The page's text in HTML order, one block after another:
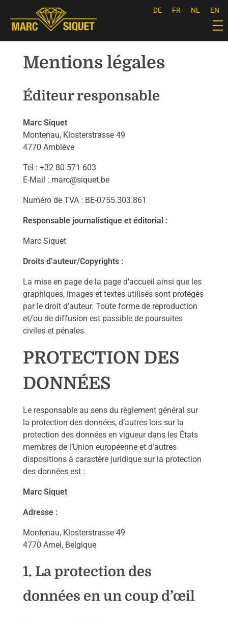
Marc Siquet - Goldschmied
DE FR NL EN
Mentions légales
Éditeur responsable
Marc Siquet
Montenau, Klosterstrasse 49
4770 Amblève
Tél : +32 80 571 603
E-Mail : marc@siquet.be
Numéro de TVA : BE-0755.303.861
Responsable journalistique et éditorial :
Marc Siquet
Droits d’auteur/Copyrights :
La mise en page de la page d’accueil ainsi que les
graphiques, images et textes utilisés sont protégés
par le droit d’auteur. Toute forme de reproduction
et/ou de diffusion est passible de poursuites
civiles et pénales.
PROTECTION DES
DONNÉES
Le responsable au sens du règlement général sur
la protection des données, d’autres lois sur la
protection des données en vigueur dans les États
membres de l’Union européenne et d’autres
dispositions à caractère juridique sur la protection
des données est :
Marc Siquet
Adresse :
Montenau, Klosterstrasse 49
4770 Amel, Belgique
1. La protection des
données en un coup d’œil